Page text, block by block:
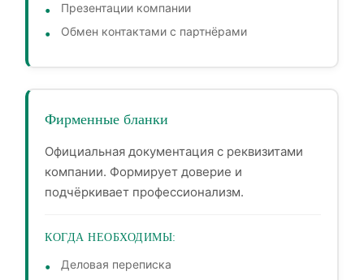
Презентации компании
Обмен контактами с партнёрами
Фирменные бланки
Официальная документация с реквизитами
компании. Формирует доверие и
подчёркивает профессионализм.
КОГДА НЕОБХОДИМЫ:
Деловая переписка